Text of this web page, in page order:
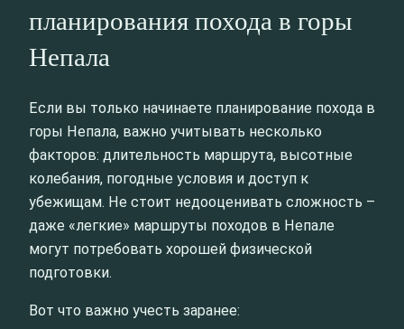
планирования похода в горы
Непала
Если вы только начинаете планирование похода в
горы Непала, важно учитывать несколько
факторов: длительность маршрута, высотные
колебания, погодные условия и доступ к
убежищам. Не стоит недооценивать сложность –
даже «легкие» маршруты походов в Непале
могут потребовать хорошей физической
подготовки.
Вот что важно учесть заранее: